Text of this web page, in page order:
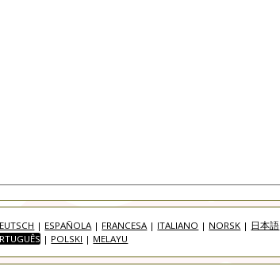
| ESPAÑOLA | FRANCESA | ITALIANO | NORSK | 日本語
| POLSKI | MELAYU